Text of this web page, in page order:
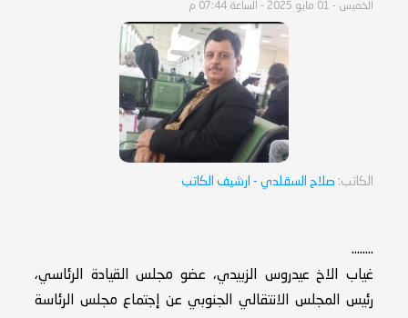
الخميس - 01 مايو 2025 - الساعة 07:44 م
الكاتب: صلاح السقلدي - ارشيف الكاتب
........
غياب الاخ عيدروس الزبيدي، عضو مجلس القيادة الرئاسي،
رئيس المجلس الانتقالي الجنوبي عن إجتماع مجلس الرئاسة